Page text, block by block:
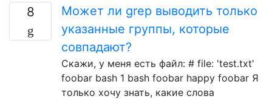
8
Может ли grep выводить только
указанные группы, которые
совпадают?
Скажи, у меня есть файл: # file: 'test.txt'
foobar bash 1 bash foobar happy foobar Я
только хочу знать, какие слова